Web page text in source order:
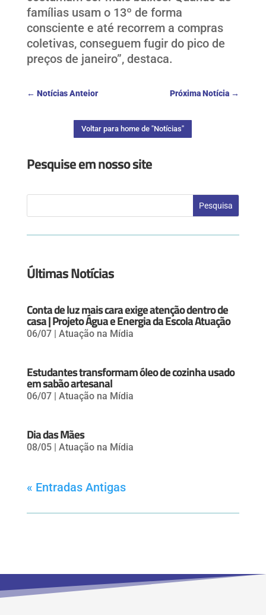
famílias usam o 13º de forma
consciente e até recorrem a compras
coletivas, conseguem fugir do pico de
preços de janeiro”, destaca.
← Notícias Anteior Próxima Notícia →
Voltar para home de "Notícias"
Pesquise em nosso site
Últimas Notícias
Conta de luz mais cara exige atenção dentro de
casa | Projeto Água e Energia da Escola Atuação
06/07| Atuação na Mídia
Estudantes transformam óleo de cozinha usado
em sabão artesanal
06/07| Atuação na Mídia
Dia das Mães
08/05| Atuação na Mídia
« Entradas Antigas